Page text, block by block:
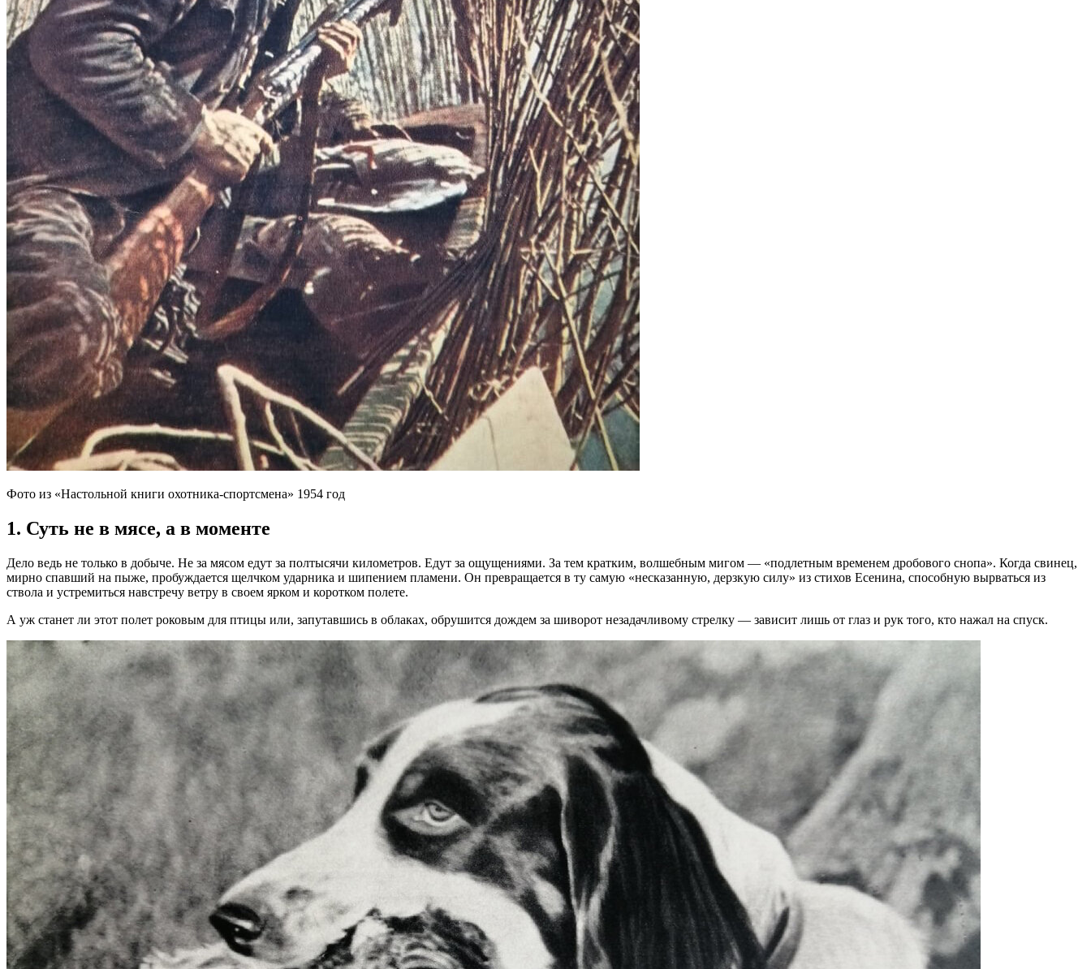
Фото из «Настольной книги охотника-спортсмена» 1954 год
1. Суть не в мясе, а в моменте
Дело ведь не только в добыче. Не за мясом едут за полтысячи километров. Едут за ощущениями. За тем кратким, волшебным мигом — «подлетным временем дробового снопа». Когда свинец,
мирно спавший на пыже, пробуждается щелчком ударника и шипением пламени. Он превращается в ту самую «несказанную, дерзкую силу» из стихов Есенина, способную вырваться из
ствола и устремиться навстречу ветру в своем ярком и коротком полете.
А уж станет ли этот полет роковым для птицы или, запутавшись в облаках, обрушится дождем за шиворот незадачливому стрелку — зависит лишь от глаз и рук того, кто нажал на спуск.